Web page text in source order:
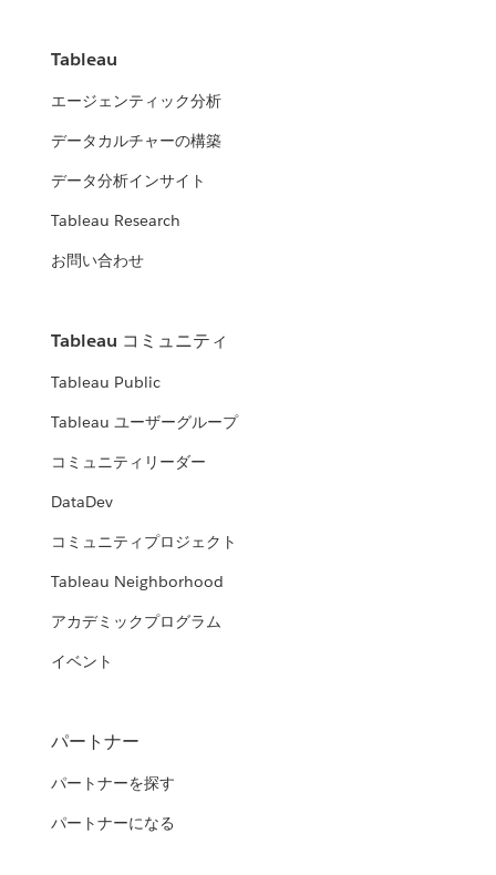
Tableau
エージェンティック分析
データカルチャーの構築
データ分析インサイト
Tableau Research
お問い合わせ
Tableau コミュニティ
Tableau Public
Tableau ユーザーグループ
コミュニティリーダー
DataDev
コミュニティプロジェクト
Tableau Neighborhood
アカデミックプログラム
イベント
パートナー
パートナーを探す
パートナーになる